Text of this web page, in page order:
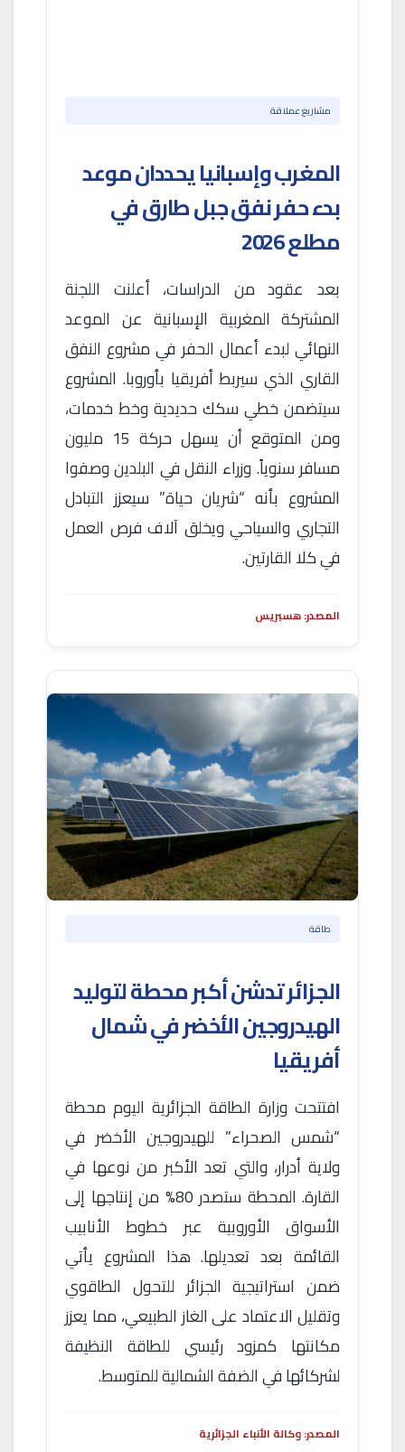
مشاريع عملاقة
المغرب وإسبانيا يحددان موعد
بدء حفر نفق جبل طارق في
مطلع 2026
بعد عقود من الدراسات، أعلنت اللجنة
المشتركة المغربية الإسبانية عن الموعد
النهائي لبدء أعمال الحفر في مشروع النفق
القاري الذي سيربط أفريقيا بأوروبا. المشروع
سيتضمن خطي سكك حديدية وخط خدمات،
ومن المتوقع أن يسهل حركة 15 مليون
مسافر سنوياً. وزراء النقل في البلدين وصفوا
المشروع بأنه “شريان حياة” سيعزز التبادل
التجاري والسياحي ويخلق آلاف فرص العمل
في كلا القارتين.
المصدر: هسبريس
طاقة
الجزائر تدشن أكبر محطة لتوليد
الهيدروجين الأخضر في شمال
أفريقيا
افتتحت وزارة الطاقة الجزائرية اليوم محطة
“شمس الصحراء” للهيدروجين الأخضر في
ولاية أدرار، والتي تعد الأكبر من نوعها في
القارة. المحطة ستصدر 80% من إنتاجها إلى
الأسواق الأوروبية عبر خطوط الأنابيب
القائمة بعد تعديلها. هذا المشروع يأتي
ضمن استراتيجية الجزائر للتحول الطاقوي
وتقليل الاعتماد على الغاز الطبيعي، مما يعزز
مكانتها كمزود رئيسي للطاقة النظيفة
لشركائها في الضفة الشمالية للمتوسط.
المصدر: وكالة الأنباء الجزائرية